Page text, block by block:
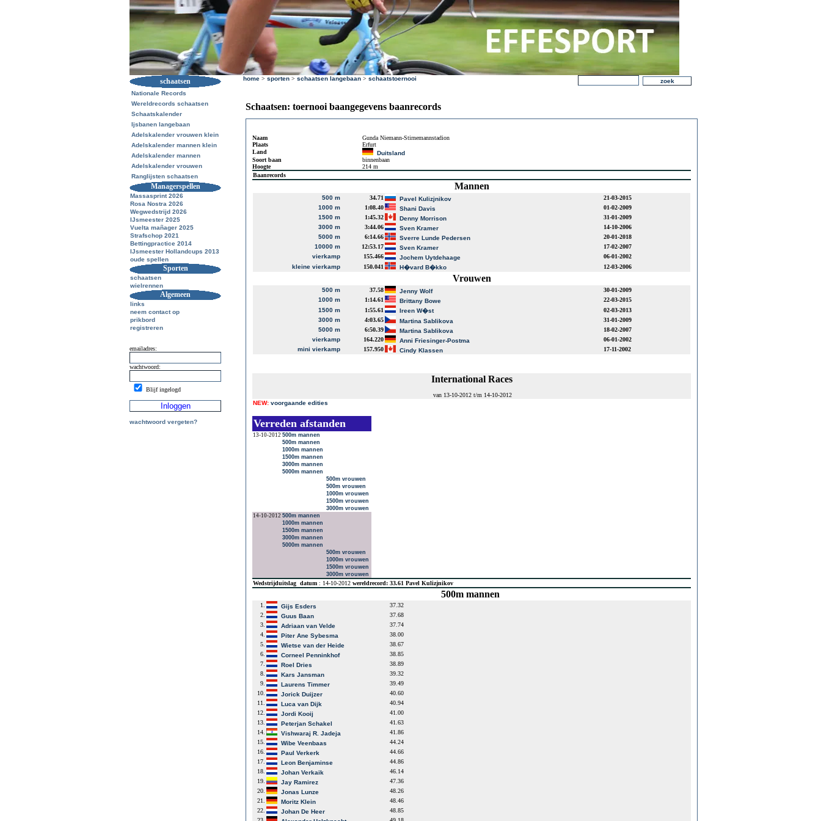
schaatsen
Nationale Records
Wereldrecords schaatsen
Schaatskalender
Ijsbanen langebaan
Adelskalender vrouwen klein
Adelskalender mannen klein
Adelskalender mannen
Adelskalender vrouwen
Ranglijsten schaatsen
Managerspellen
Massasprint 2026
Rosa Nostra 2026
Wegwedstrijd 2026
IJsmeester 2025
Vuelta mañager 2025
Strafschop 2021
Bettingpractice 2014
IJsmeester Hollandcups 2013
oude spellen
Sporten
schaatsen
wielrennen
Algemeen
links
neem contact op
prikbord
registreren
emailadres:
wachtwoord:
Blijf ingelogd
wachtwoord vergeten?
home > sporten > schaatsen langebaan > schaatstoernooi
Schaatsen: toernooi baangegevens baanrecords
Naam
Gunda Niemann-Stirnemannstadion
Plaats
Erfurt
Land
Duitsland
Soort baan
binnenbaan
Hoogte
214 m
Baanrecords
Mannen
500 m 34.71 Pavel Kulizjnikov
21-03-2015
1000 m
1:08.40 Shani Davis
01-02-2009
1500 m
1:45.32 Denny Morrison
31-01-2009
3000 m
3:44.06 Sven Kramer
14-10-2006
5000 m
6:14.66 Sverre Lunde Pedersen
20-01-2018
10000 m
12:53.17 Sven Kramer
17-02-2007
vierkamp
155.466 Jochem Uytdehaage
06-01-2002
kleine vierkamp
150.041 H�vard B�kko 12-03-2006
Vrouwen
500 m 37.58 Jenny Wolf
30-01-2009
1000 m
1:14.61 Brittany Bowe
22-03-2015
1500 m
1:55.61 Ireen W�st
02-03-2013
3000 m
4:03.65 Martina Sablikova
31-01-2009
5000 m
6:50.39 Martina Sablikova
18-02-2007
vierkamp
164.220 Anni Friesinger-Postma
06-01-2002
mini vierkamp
157.950 Cindy Klassen 17-11-2002
International Races
van 13-10-2012 t/m 14-10-2012
NEW: voorgaande edities
Verreden afstanden
13-10-2012 500m mannen
500m mannen
1000m mannen
1500m mannen
3000m mannen
5000m mannen
500m vrouwen
500m vrouwen
1000m vrouwen
1500m vrouwen
3000m vrouwen
14-10-2012 500m mannen
1000m mannen
1500m mannen
3000m mannen
5000m mannen
500m vrouwen
1000m vrouwen
1500m vrouwen
3000m vrouwen
Wedstrijduitslag datum : 14-10-2012 wereldrecord: 33.61 Pavel Kulizjnikov
500m mannen
1. Gijs Esders
37.32
2.
Guus Baan
37.68
3.
Adriaan van Velde
37.74
4.
Piter Ane Sybesma
38.00
5.
Wietse van der Heide
38.67
6.
Corneel Penninkhof
38.85
7.
Roel Dries
38.89
8.
Kars Jansman
39.32
9.
Laurens Timmer
39.49
10.
Jorick Duijzer
40.60
11.
Luca van Dijk
40.94
12.
Jordi Kooij
41.00
13.
Peterjan Schakel
41.63
14.
Vishwaraj R. Jadeja
41.86
15.
Wibe Veenbaas
44.24
16.
Paul Verkerk
44.66
17.
Leon Benjaminse
44.86
18.
Johan Verkaik
46.14
19.
Jay Ramirez
47.36
20.
Jonas Lunze
48.26
21.
Moritz Klein
48.46
22.
Johan De Heer
48.85